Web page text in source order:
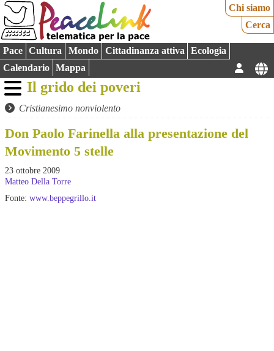
Chi siamo
Cerca
Pace Cultura Mondo Cittadinanza attiva
Ecologia
Calendario
Mappa
Il grido dei poveri
Cristianesimo nonviolento
Don Paolo Farinella alla presentazione del
Movimento 5 stelle
23 ottobre 2009
Matteo Della Torre
Fonte: www.beppegrillo.it